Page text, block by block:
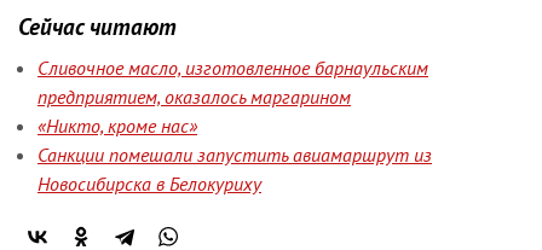
Сейчас читают
Сливочное масло, изготовленное барнаульским
предприятием, оказалось маргарином
«Никто, кроме нас»
Санкции помешали запустить авиамаршрут из
Новосибирска в Белокуриху